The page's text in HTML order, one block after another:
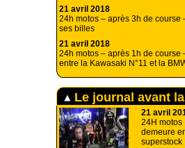
21 avril 2018
24h motos – après 3h de course
ses billes
21 avril 2018
24h motos – après 1h de course
entre la Kawasaki N°11 et la
Le journal avant
21 avril
24H motos
demeure
superstock